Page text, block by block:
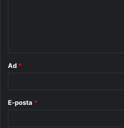
Ad *
E-posta *